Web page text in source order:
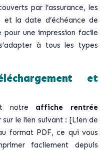
par l’assurance, les
et la date d’échéance de
une impression facile
à tous les types
et
notre affiche rentrée
le lien suivant : [Lien de
format PDF, ce qui vous
facilement depuis